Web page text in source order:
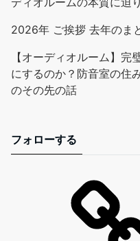
2026年 ご挨拶 去年のま
【オーディオルーム】
にするのか？防音室の住
のその先の話
フォローする